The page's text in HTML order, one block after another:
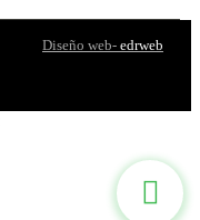
Diseño web- edrweb